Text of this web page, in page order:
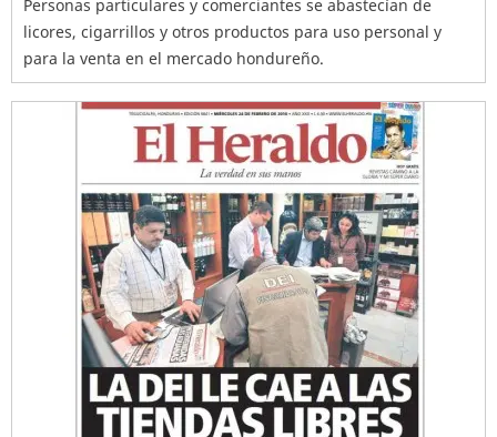
Personas particulares y comerciantes se abastecían de
licores, cigarrillos y otros productos para uso personal y
para la venta en el mercado hondureño.